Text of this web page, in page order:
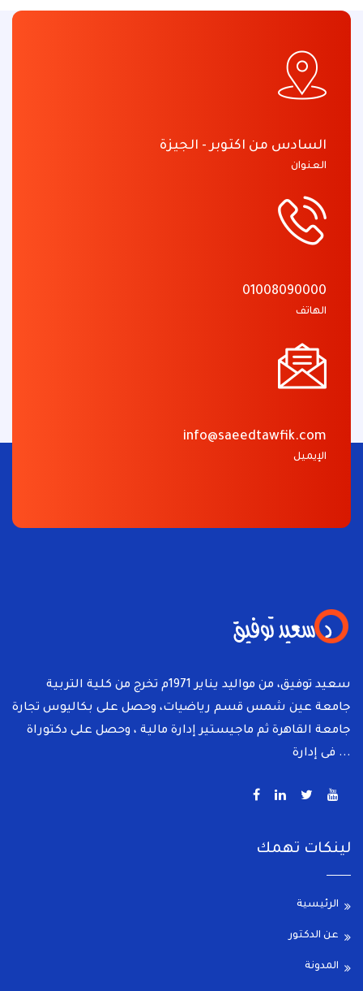
السادس من اكتوبر - الجيزة
العنوان
01008090000
الهاتف
info@saeedtawfik.com
الإيميل
سعيد توفيق، من مواليد يناير 1971م تخرج من كلية التربية
جامعة عين شمس قسم رياضيات، وحصل على بكاليوس تجارة
جامعة القاهرة ثم ماجيستير إدارة مالية ، وحصل على دكتوراة
فى إدارة ...
لينكات تهمك
الرئيسية
عن الدكتور
المدونة